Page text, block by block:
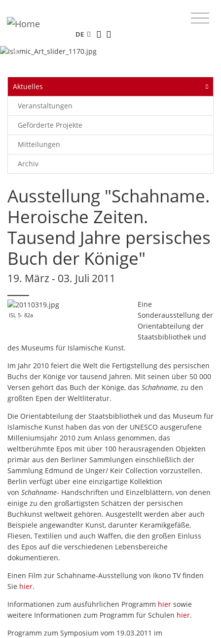
DE
Previous
Aktuelles
Veranstaltungen
Geförderte Projekte
Mitteilungen
Archiv
Ausstellung "Schahname.
Heroische Zeiten.
Tausend Jahre persisches
Buch der Könige"
19. März - 03. Juli 2011
ISL 5- 82a
Eine
Sonderausstellung der
Orientabteilung der
Staatsbibliothek und
des Museums für Islamische Kunst.
Im Jahr 2010 feiert die Welt die Fertigstellung des persischen
Buchs der Könige vor tausend Jahren. Mit seinen über 50 000
Versen gehört das Buch der Könige, das Schahname, zu den
größten Epen der Weltliteratur.
Die Orientabteilung der Staatsbibliothek und das Museum für
Islamische Kunst haben das von der UNESCO ausgerufene
Milleniumsjahr 2010 zum Anlass genommen, das
weltberühmte Epos mit über 100 herausragenden Objekten
primär aus den Berliner Sammlungen einschließlich der
Sammlung Edmund de Unger/ Keir Collection vorzustellen.
Berlin verfügt über eine einzigartige Kollektion
von Schahname- Handschriften und Einzelblättern, von denen
einige zu den großartigsten Schätzen der persischen
Buchkunst weltweit gehören. Ausgestellt werden aber auch
Beispiele angewandter Kunst, darunter Keramikgefäße,
Fliesen, Textilien und auch Waffen, die den großen Einluss
des Epos auf die verschiedenen Lebensbereiche
dokumentieren.
Einen Film zur Schahname-Ausstellung von Ikono TV finden
Sie hier.
Informationen zum ausführlichen Programm hier sowie
weitere Informationen zum Programm für Schulen hier.
Programm zum Symposium vom 19.03.2011 im